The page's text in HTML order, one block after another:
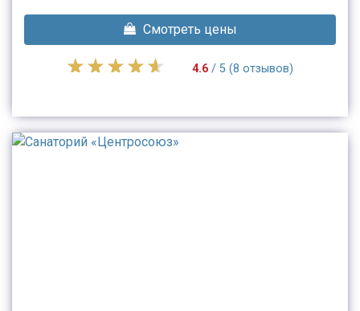
Смотреть цены
4.6/ 5 (8 отзывов)